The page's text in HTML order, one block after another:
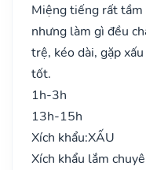
Miệng tiếng rất
nhưng làm gì đều
trệ, kéo dài, gặp
tốt.
1h-3h
13h-15h
Xích khẩu:XẤU
Xích khẩu lắm